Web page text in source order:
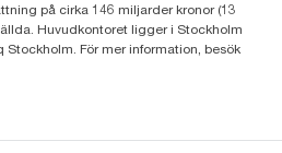
på cirka 146 miljarder kronor (13
Huvudkontoret ligger i Stockholm
Stockholm. För mer information, besök